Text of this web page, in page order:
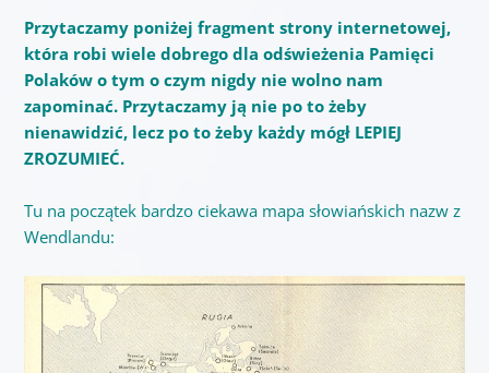
Przytaczamy poniżej fragment strony internetowej,
która robi wiele dobrego dla odświeżenia Pamięci
Polaków o tym o czym nigdy nie wolno nam
zapominać. Przytaczamy ją nie po to żeby
nienawidzić, lecz po to żeby każdy mógł LEPIEJ
ZROZUMIEĆ.
Tu na początek bardzo ciekawa mapa słowiańskich nazw z
Wendlandu: